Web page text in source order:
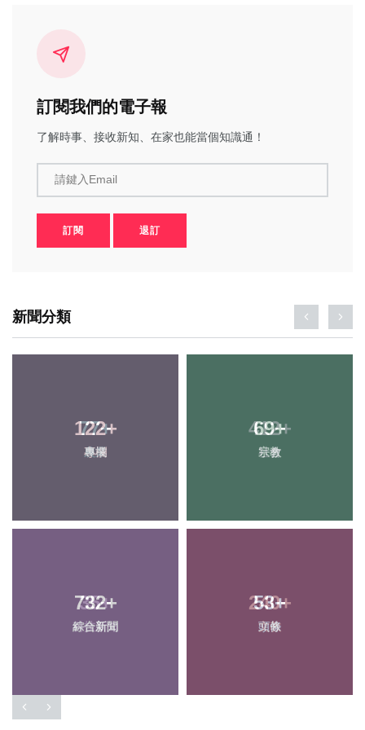
訂閱我們的電子報
了解時事、接收新知、在家也能當個知識通！
請鍵入Email
訂閱 退訂
新聞分類
77+
農業
412+
社會
35+
科技新知
240+
文教